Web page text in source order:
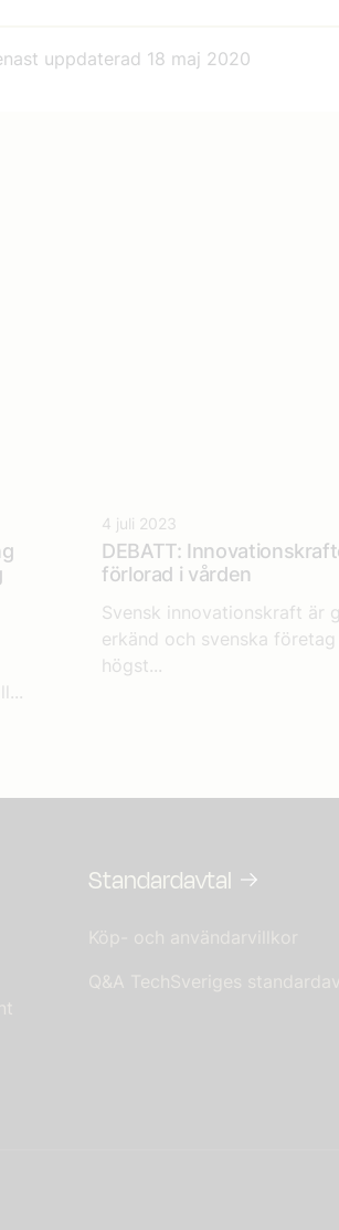
uppdaterad 18 maj 2020
4 juli 2023
DEBATT:
förlorad i vården
Svensk innovationskraft är
erkänd och svenska företag
högst...
Standardavtal
Köp- och användarvillkor
Q&A TechSveriges